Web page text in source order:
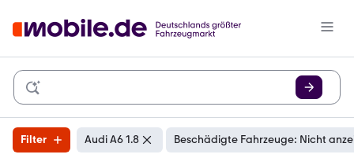
Filter Audi A6 1.8 Beschädigte Fahrzeuge: Nicht